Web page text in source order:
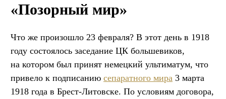
«Позорный мир»
Что же произошло 23 февраля? В этот день в 1918
году состоялось заседание ЦК большевиков,
на котором был принят немецкий ультиматум, что
привело к подписанию сепаратного мира 3 марта
1918 года в Брест-Литовске. По условиям договора,